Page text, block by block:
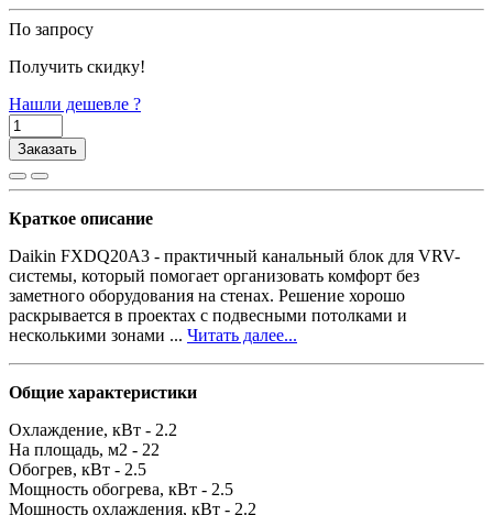
По запросу
Получить скидку!
Нашли дешевле ?
Заказать
Краткое описание
Daikin FXDQ20A3 - практичный канальный блок для VRV-
системы, который помогает организовать комфорт без
заметного оборудования на стенах. Решение хорошо
раскрывается в проектах с подвесными потолками и
несколькими зонами ... Читать далее...
Общие характеристики
Охлаждение, кВт - 2.2
На площадь, м2 - 22
Обогрев, кВт - 2.5
Мощность обогрева, кВт - 2.5
Мощность охлаждения, кВт - 2.2